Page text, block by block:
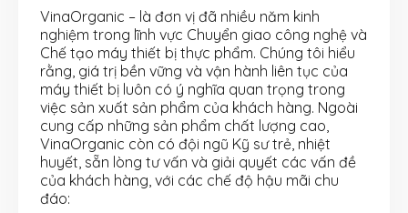
VinaOrganic – là đơn vị đã nhiều năm kinh
nghiệm trong lĩnh vực Chuyển giao công nghệ và
Chế tạo máy thiết bị thực phẩm. Chúng tôi hiểu
rằng, giá trị bền vững và vận hành liên tục của
máy thiết bị luôn có ý nghĩa quan trọng trong
việc sản xuất sản phẩm của khách hàng. Ngoài
cung cấp những sản phẩm chất lượng cao,
VinaOrganic còn có đội ngũ Kỹ sư trẻ, nhiệt
huyết, sẵn lòng tư vấn và giải quyết các vấn đề
của khách hàng, với các chế độ hậu mãi chu
đáo: